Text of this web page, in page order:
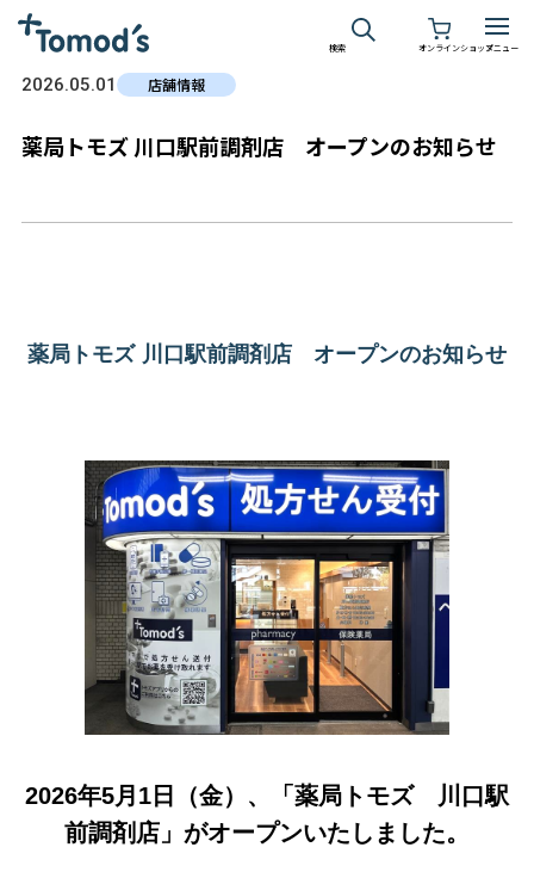
検索 オンラインショップメニュー
2026.05.01 店舗情報
薬局トモズ 川口駅前調剤店 オープンのお知らせ
薬局トモズ 川口駅前調剤店 オープンのお知らせ
2026年5月1日（金）、「薬局トモズ 川口駅
前調剤店」がオープンいたしました。